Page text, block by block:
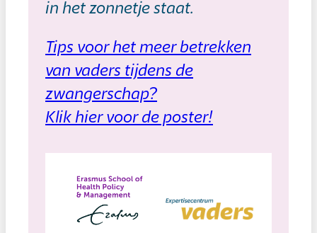
in het zonnetje staat.
Tips voor het meer betrekken
van vaders tijdens de
zwangerschap?
Klik hier voor de poster!